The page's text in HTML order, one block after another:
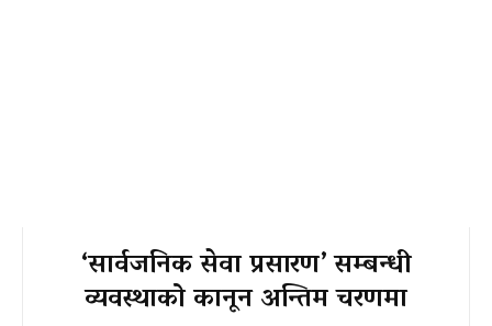
‘सार्वजनिक सेवा प्रसारण’ सम्बन्धी
व्यवस्थाको कानून अन्तिम चरणमा